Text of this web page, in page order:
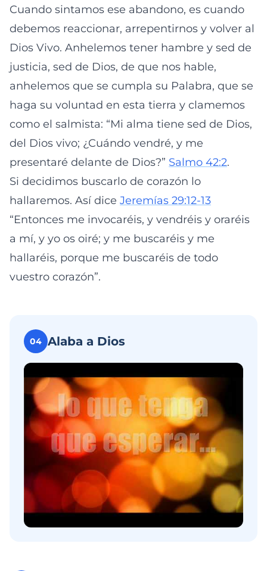
Cuando sintamos ese abandono, es cuando
debemos reaccionar, arrepentirnos y volver al
Dios Vivo. Anhelemos tener hambre y sed de
justicia, sed de Dios, de que nos hable,
anhelemos que se cumpla su Palabra, que se
haga su voluntad en esta tierra y clamemos
como el salmista: “Mi alma tiene sed de Dios,
del Dios vivo; ¿Cuándo vendré, y me
presentaré delante de Dios?” Salmo 42:2.
Si decidimos buscarlo de corazón lo
hallaremos. Así dice Jeremías 29:12-13
“Entonces me invocaréis, y vendréis y oraréis
a mí, y yo os oiré; y me buscaréis y me
hallaréis, porque me buscaréis de todo
vuestro corazón”.
04 Alaba a Dios